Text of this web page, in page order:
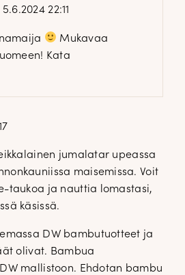
5.6.2024 22:11
Mukavaa
Kata
jumalatar upeassa
maisemissa. Voit
taukoa ja nauttia lomastasi,
käsissä.
DW bambutuotteet ja
olivat. Bambua
mallistoon. Ehdotan bambu